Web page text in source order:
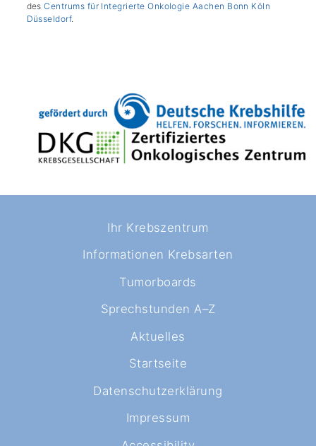
desCentrums für Integrierte Onkologie Aachen Bonn Köln
Düsseldorf.
Ihr Krebszentrum
Informationen Krebsarten
Tumorboards
Sprechstunden A–Z
Aktuelles
Startseite
Datenschutzerklärung
Impressum